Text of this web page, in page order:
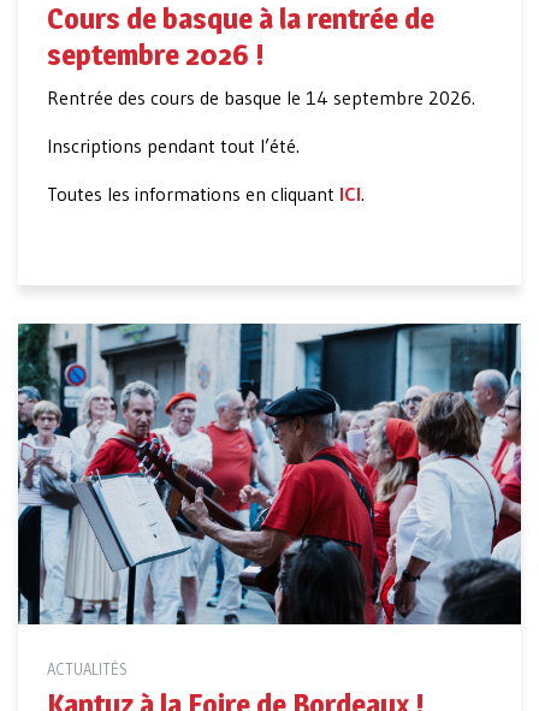
Cours de basque à la rentrée de
septembre 2026 !
Rentrée des cours de basque le 14 septembre 2026.
Inscriptions pendant tout l’été.
Toutes les informations en cliquant ICI.
ACTUALITÉS